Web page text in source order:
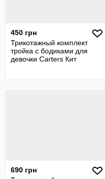
450 грн
Трикотажный комплект
тройка с бодиками для
девочки Carters Кит
690 грн